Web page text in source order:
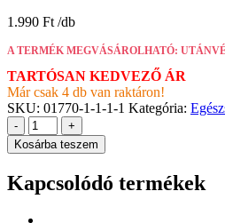
1.990 Ft
A TERMÉK MEGVÁSÁROLHATÓ:
TARTÓSAN KEDVEZŐ ÁR
Már csak 4 db van raktáron!
SKU: 01770-1-1-1-1 Kategória:
-
+
Kosárba teszem
Kapcsolódó termékek